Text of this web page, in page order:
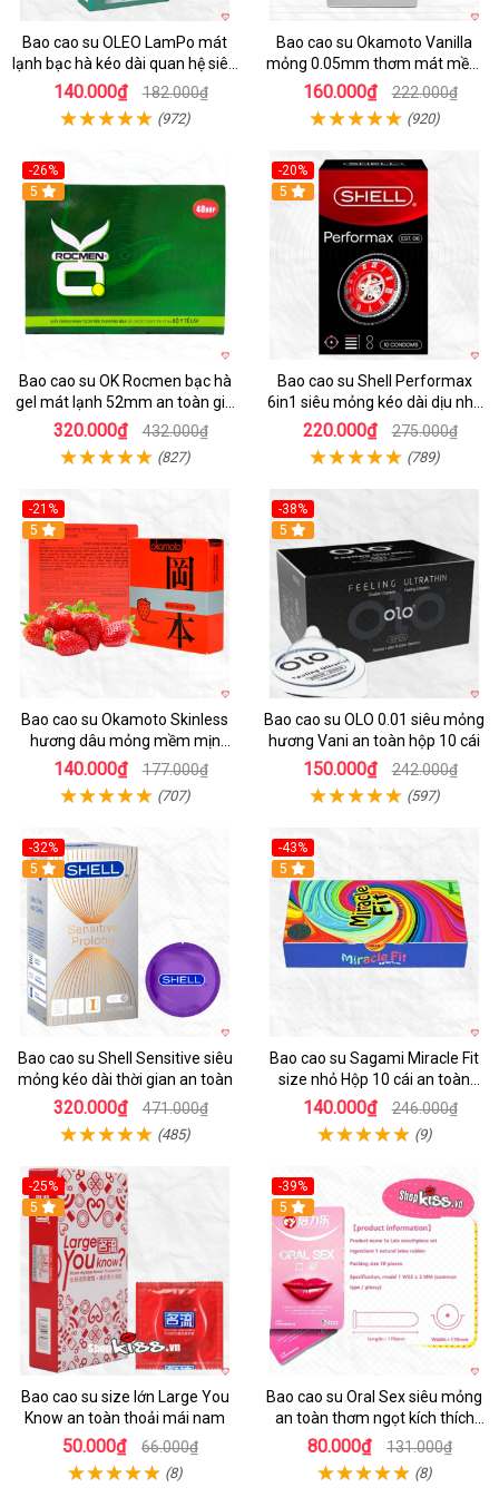
Bao cao su OLEO LamPo mát
lạnh bạc hà kéo dài quan hệ siêu
mỏng
140.000₫ 182.000₫
(972)
Bao cao su Okamoto Vanilla
mỏng 0.05mm thơm mát mềm
mại
160.000₫ 222.000₫
(920)
-26%
Hot
5
Bao cao su OK Rocmen bạc hà
gel mát lạnh 52mm an toàn giá
tốt
320.000₫ 432.000₫
(827)
-20%
5
Bao cao su Shell Performax
6in1 siêu mỏng kéo dài dịu nhẹ
kích thích
220.000₫ 275.000₫
(789)
-21%
Hot
5
Bao cao su Okamoto Skinless
hương dâu mỏng mềm mịn
quyến rũ
140.000₫ 177.000₫
(707)
-38%
5
Bao cao su OLO 0.01 siêu mỏng
hương Vani an toàn hộp 10 cái
150.000₫ 242.000₫
(597)
-32%
5
Bao cao su Shell Sensitive siêu
mỏng kéo dài thời gian an toàn
320.000₫ 471.000₫
(485)
-43%
Hot
5
Bao cao su Sagami Miracle Fit
size nhỏ Hộp 10 cái an toàn
mềm mịn
140.000₫ 246.000₫
(9)
-25%
Hot
5
Bao cao su size lớn Large You
Know an toàn thoải mái nam
50.000₫ 66.000₫
(8)
-39%
Hot
5
Bao cao su Oral Sex siêu mỏng
an toàn thơm ngọt kích thích
mua ngay
80.000₫ 131.000₫
(8)